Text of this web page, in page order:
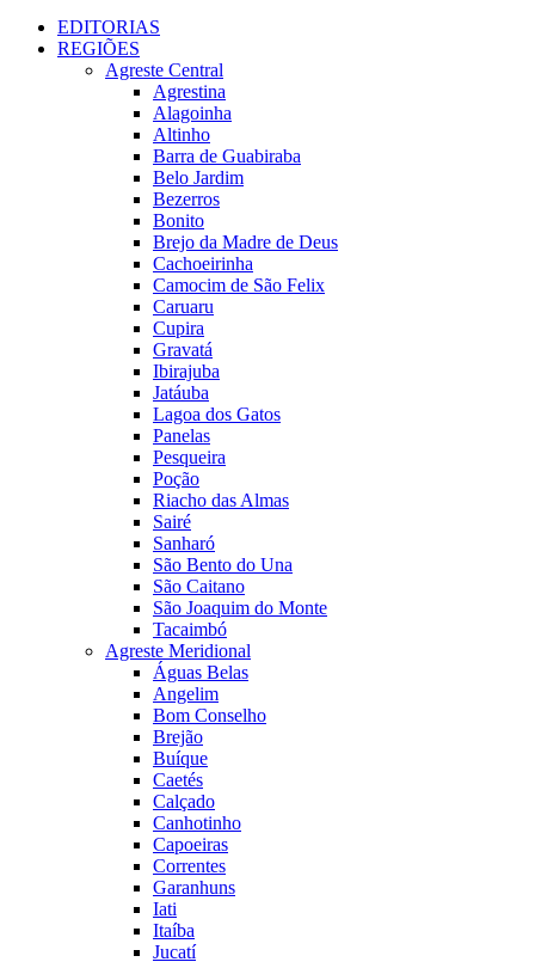
EDITORIAS
REGIÕES
Agreste Central
Agrestina
Alagoinha
Altinho
Barra de Guabiraba
Belo Jardim
Bezerros
Bonito
Brejo da Madre de Deus
Cachoeirinha
Camocim de São Felix
Caruaru
Cupira
Gravatá
Ibirajuba
Jatáuba
Lagoa dos Gatos
Panelas
Pesqueira
Poção
Riacho das Almas
Sairé
Sanharó
São Bento do Una
São Caitano
São Joaquim do Monte
Tacaimbó
Agreste Meridional
Águas Belas
Angelim
Bom Conselho
Brejão
Buíque
Caetés
Calçado
Canhotinho
Capoeiras
Correntes
Garanhuns
Iati
Itaíba
Jucatí